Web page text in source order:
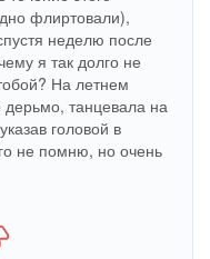
флиртовали),
неделю после
я так долго не
На летнем
дерьмо, танцевала на
головой в
не помню, но очень